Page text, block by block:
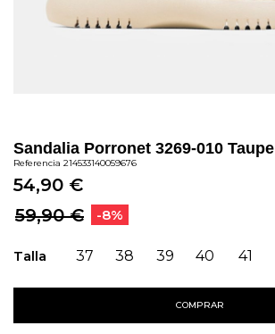
Sandalia Porronet 3269-010 Taupe
Referencia 214533140059676
54,90 €
59,90 €
-8%
Talla 37 38 39 40 41
COMPRAR